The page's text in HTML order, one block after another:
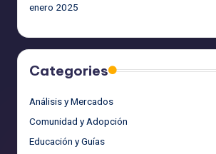
enero 2025
Categories
Análisis y Mercados
Comunidad y Adopción
Educación y Guías